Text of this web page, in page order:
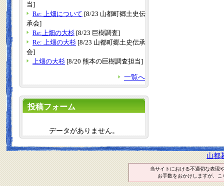
当]
Re: 上畑について [8/23 山都町郷土史伝
承会]
Re:上畑の大杉 [8/23 巨樹調査]
Re: 上畑の大杉 [8/23 山都町郷土史伝承
会]
上畑の大杉 [8/20 熊本の巨樹調査担当]
一覧へ
投稿フォーム
データがありません。
山都
当サイトにおける不適切な表現
お手数をおかけしますが、こ